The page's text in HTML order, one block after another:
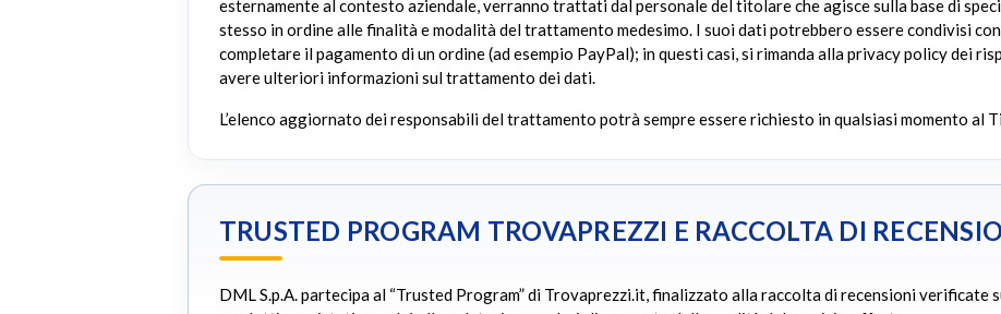
esternamente al contesto aziendale, verranno trattati dal personale del titolare che agisce sulla base di
stesso in ordine alle finalità e modalità del trattamento medesimo. I suoi dati potrebbero essere condivisi
completare il pagamento di un ordine (ad esempio PayPal); in questi casi, si rimanda alla privacy policy dei
avere ulteriori informazioni sul trattamento dei dati.
L’elenco aggiornato dei responsabili del trattamento potrà sempre essere richiesto in qualsiasi momento al
TRUSTED PROGRAM TROVAPREZZI E RACCOLTA DI
DML S.p.A. partecipa al “Trusted Program” di Trovaprezzi.it, finalizzato alla raccolta di recensioni verificate